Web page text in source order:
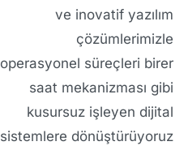
ve inovatif yazılım
çözümlerimizle
operasyonel süreçleri birer
saat mekanizması gibi
kusursuz işleyen dijital
sistemlere dönüştürüyoruz.